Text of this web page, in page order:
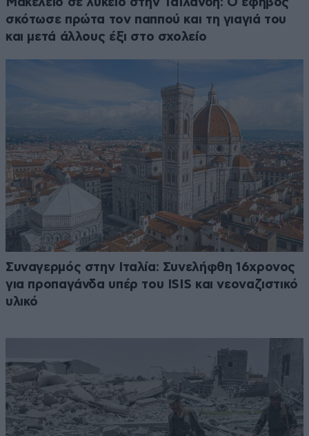
σκότωσε πρώτα τον παππού και τη γιαγιά του
και μετά άλλους έξι στο σχολείο
Συναγερμός στην Ιταλία: Συνελήφθη 16χρονος
για προπαγάνδα υπέρ του ISIS και νεοναζιστικό
υλικό